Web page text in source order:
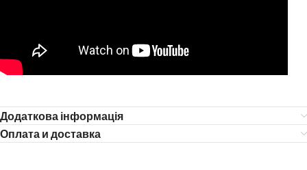
Додаткова інформація
Оплата и доставка